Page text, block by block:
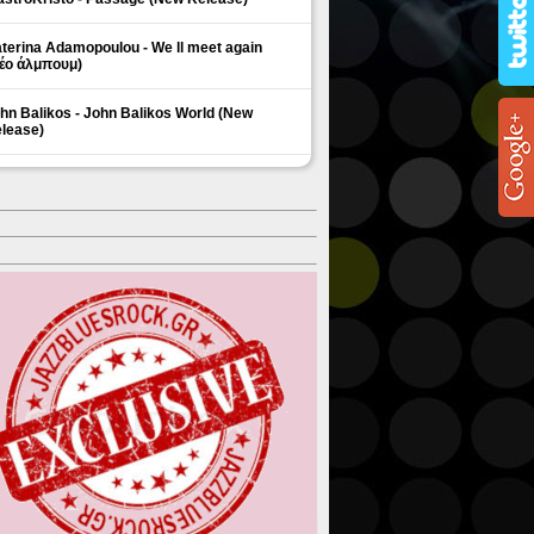
Adamopoulou - We ll meet again
άλμπουμ)
Balikos - John Balikos World (New